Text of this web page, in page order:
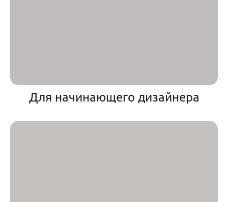
Для начинающего дизайнера